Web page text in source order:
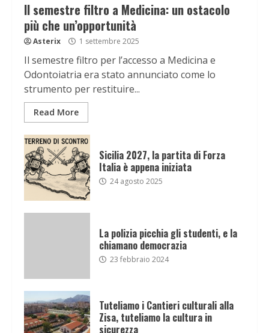
Il semestre filtro a Medicina: un ostacolo
più che un’opportunità
Asterix 1 settembre 2025
Il semestre filtro per l’accesso a Medicina e
Odontoiatria era stato annunciato come lo
strumento per restituire...
Read More
Sicilia 2027, la partita di Forza
Italia è appena iniziata
24 agosto 2025
La polizia picchia gli studenti, e la
chiamano democrazia
23 febbraio 2024
Tuteliamo i Cantieri culturali alla
Zisa, tuteliamo la cultura in
sicurezza